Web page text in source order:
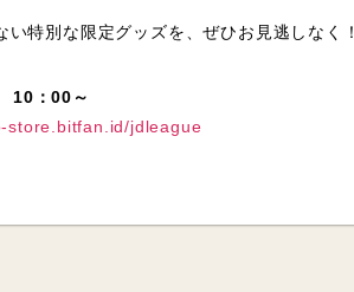
い特別な限定グッズを、ぜひお見逃しなく！
10：00～
store.bitfan.id/jdleague